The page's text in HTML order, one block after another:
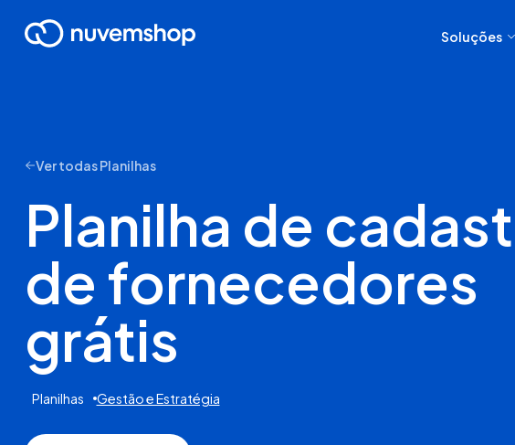
Soluções
Ver todas Planilhas
Planilha de
de fornecedores
grátis
Planilhas Gestão e Estratégia